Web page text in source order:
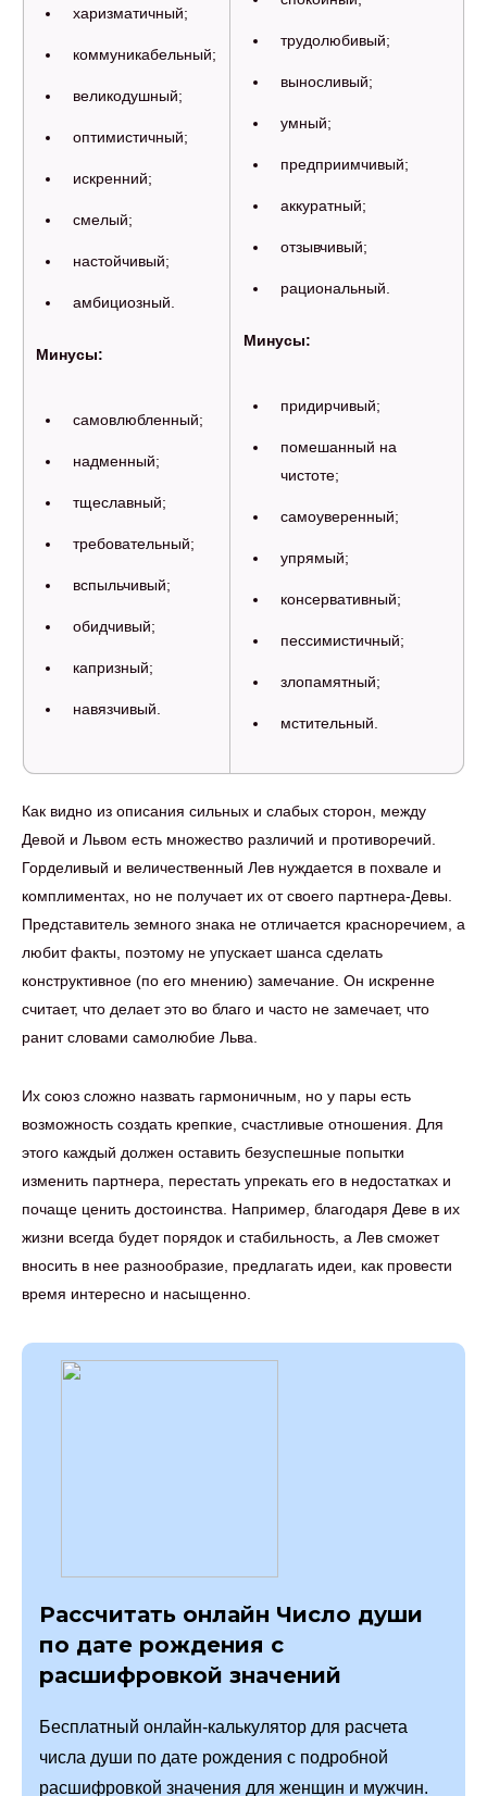
харизматичный;
коммуникабельный;
великодушный;
оптимистичный;
искренний;
смелый;
настойчивый;
амбициозный.
Минусы:
самовлюбленный;
надменный;
тщеславный;
требовательный;
вспыльчивый;
обидчивый;
капризный;
навязчивый.
трудолюбивый;
выносливый;
умный;
предприимчивый;
аккуратный;
отзывчивый;
рациональный.
Минусы:
придирчивый;
помешанный на
чистоте;
самоуверенный;
упрямый;
консервативный;
пессимистичный;
злопамятный;
мстительный.
Как видно из описания сильных и слабых сторон, между
Девой и Львом есть множество различий и противоречий.
Горделивый и величественный Лев нуждается в похвале и
комплиментах, но не получает их от своего партнера-Девы.
Представитель земного знака не отличается красноречием, а
любит факты, поэтому не упускает шанса сделать
конструктивное (по его мнению) замечание. Он искренне
считает, что делает это во благо и часто не замечает, что
ранит словами самолюбие Льва.
Их союз сложно назвать гармоничным, но у пары есть
возможность создать крепкие, счастливые отношения. Для
этого каждый должен оставить безуспешные попытки
изменить партнера, перестать упрекать его в недостатках и
почаще ценить достоинства. Например, благодаря Деве в их
жизни всегда будет порядок и стабильность, а Лев сможет
вносить в нее разнообразие, предлагать идеи, как провести
время интересно и насыщенно.
Рассчитать онлайн Число души
по дате рождения с
расшифровкой значений
Бесплатный онлайн-калькулятор для расчета
числа души по дате рождения с подробной
расшифровкой значения для женщин и мужчин.